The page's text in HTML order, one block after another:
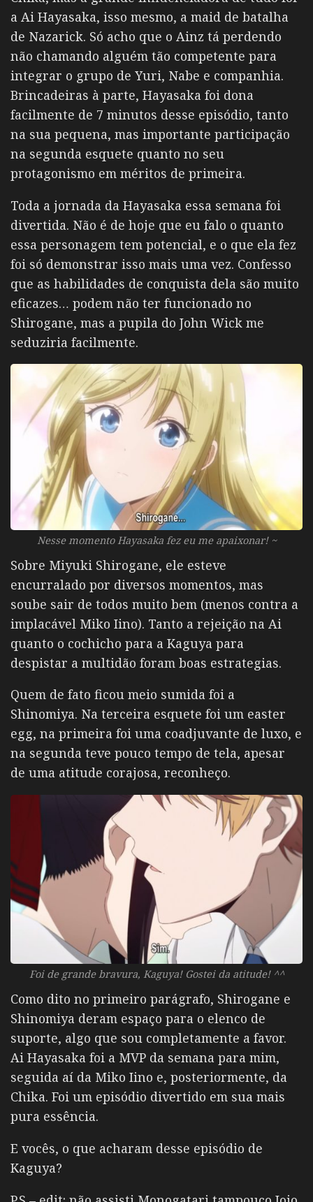
a Ai Hayasaka, isso mesmo, a maid de batalha
de Nazarick. Só acho que o Ainz tá perdendo
não chamando alguém tão competente para
integrar o grupo de Yuri, Nabe e companhia.
Brincadeiras à parte, Hayasaka foi dona
facilmente de 7 minutos desse episódio, tanto
na sua pequena, mas importante participação
na segunda esquete quanto no seu
protagonismo em méritos de primeira.
Toda a jornada da Hayasaka essa semana foi
divertida. Não é de hoje que eu falo o quanto
essa personagem tem potencial, e o que ela fez
foi só demonstrar isso mais uma vez. Confesso
que as habilidades de conquista dela são muito
eficazes… podem não ter funcionado no
Shirogane, mas a pupila do John Wick me
seduziria facilmente.
Nesse momento Hayasaka fez eu me apaixonar! ~
Sobre Miyuki Shirogane, ele esteve
encurralado por diversos momentos, mas
soube sair de todos muito bem (menos contra a
implacável Miko Iino). Tanto a rejeição na Ai
quanto o cochicho para a Kaguya para
despistar a multidão foram boas estrategias.
Quem de fato ficou meio sumida foi a
Shinomiya. Na terceira esquete foi um easter
egg, na primeira foi uma coadjuvante de luxo, e
na segunda teve pouco tempo de tela, apesar
de uma atitude corajosa, reconheço.
Foi de grande bravura, Kaguya! Gostei da atitude! ^^
Como dito no primeiro parágrafo, Shirogane e
Shinomiya deram espaço para o elenco de
suporte, algo que sou completamente a favor.
Ai Hayasaka foi a MVP da semana para mim,
seguida aí da Miko Iino e, posteriormente, da
Chika. Foi um episódio divertido em sua mais
pura essência.
E vocês, o que acharam desse episódio de
Kaguya?